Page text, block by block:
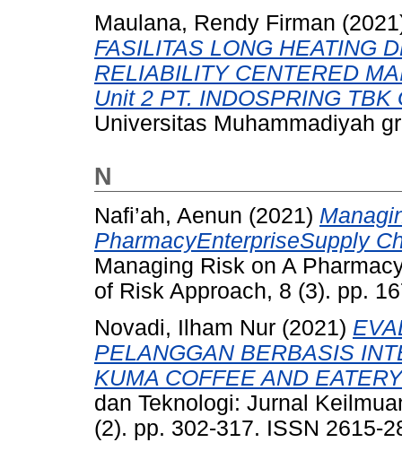
Maulana, Rendy Firman
FASILITAS LONG HEATING
RELIABILITY CENTERED
Unit 2 PT. INDOSPRING TBK
Universitas Muhammadiyah
N
Nafi’ah, Aenun (2021)
PharmacyEnterpriseSupply
Managing Risk on A
of Risk Approach, 8 (3). pp.
Novadi, Ilham Nur (2021)
PELANGGAN BERBASIS
KUMA COFFEE AND
dan Teknologi: Jurnal
(2). pp. 302-317. ISSN 2615-